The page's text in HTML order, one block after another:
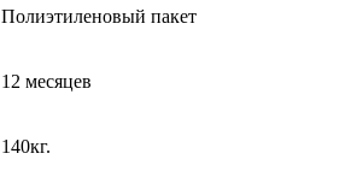
Полиэтиленовый пакет
12 месяцев
140кг.